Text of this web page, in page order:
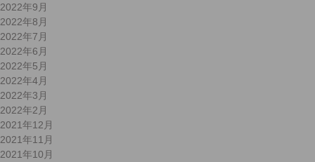
2022年9月
2022年8月
2022年7月
2022年6月
2022年5月
2022年4月
2022年3月
2022年2月
2021年12月
2021年11月
2021年10月